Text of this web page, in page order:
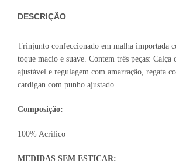
DESCRIÇÃO
Trinjunto confeccionado em malha importada
toque macio e suave. Contem três peças: Calça
ajustável e regulagem com amarração, regata
cardigan com punho ajustado.
Composição:
100% Acrílico
MEDIDAS SEM ESTICAR: